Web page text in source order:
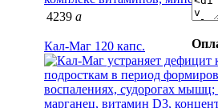
4239 a
Кал-Маг 120 капс.